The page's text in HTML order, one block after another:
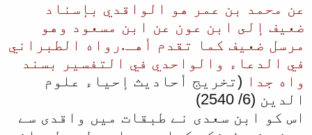
عن محمد بن عمر هو الواقدي بإسناد
ضعيف إلى ابن عون عن ابن مسعود وهو
مرسل ضعيف كما تقدم أهـ.رواه الطبراني
في الدعاء والواحدي في التفسير بسند
واه جدا (تخريج أحاديث إحياء علوم
الدين (6/ 2540)
اس کو ابن سعدی نے طبقات میں واقدی سے